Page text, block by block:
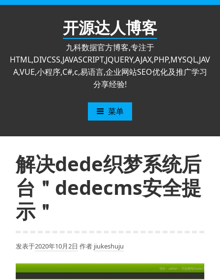
跳
开源达人博客
九科数据官方博客,专注于
HTML,DIVCSS,JAVASCRIPT,JQUERY,AJAX,PHP,MYSQL,JAV
A,VUE,小程序,C#,c,易语言,企业网站SEO优化及推广学习
分享经验!
菜单
解决dede织梦系统后
台＂dedecms安全提
示＂
发表于2020年10月2日 作者 jiukeshuju